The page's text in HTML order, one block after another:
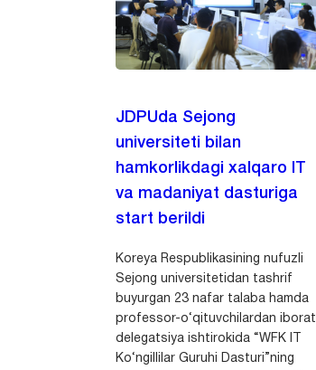
JDPUda Sejong
universiteti bilan
hamkorlikdagi xalqaro IT
va madaniyat dasturiga
start berildi
Koreya Respublikasining nufuzli
Sejong universitetidan tashrif
buyurgan 23 nafar talaba hamda
professor-o‘qituvchilardan iborat
delegatsiya ishtirokida “WFK IT
Ko‘ngillilar Guruhi Dasturi”ning